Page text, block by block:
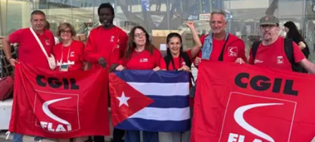
Alto
Adige
Basilicata
Calabria
Campania
Emilia-
Romagna
Friuli